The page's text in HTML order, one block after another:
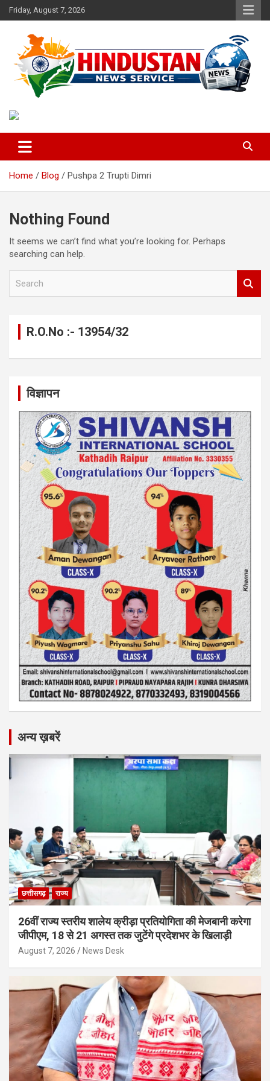
Skip
to
Friday, August 7, 2026
Hindustan News Service
Home Blog Pushpa 2 Trupti Dimri
Nothing Found
It seems we can’t find what you’re looking for. Perhaps
searching can help.
R.O.No :- 13954/32
विज्ञापन
अन्य ख़बरें
छत्तीसगढ़ राज्य
26वीं राज्य स्तरीय शालेय क्रीड़ा प्रतियोगिता की मेजबानी करेगा
जीपीएम, 18 से 21 अगस्त तक जुटेंगे प्रदेशभर के खिलाड़ी
August 7, 2026 News Desk